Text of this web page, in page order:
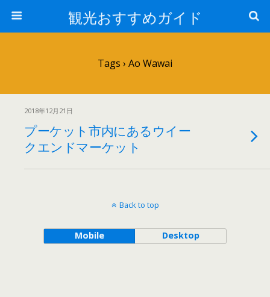
観光おすすめガイド
Tags › Ao Wawai
2018年12月21日
プーケット市内にあるウイー
クエンドマーケット
Back to top
Mobile Desktop